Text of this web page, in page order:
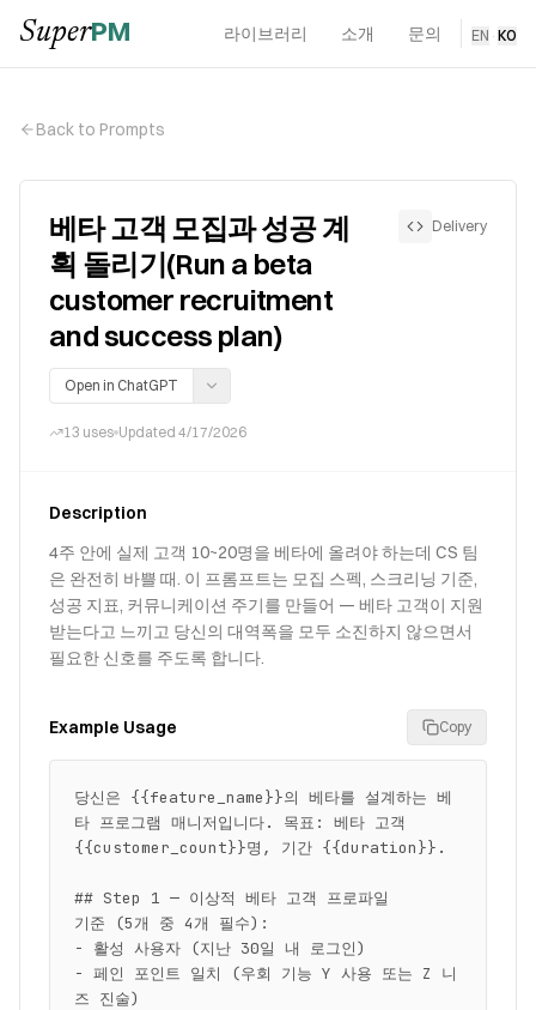
SuperPM 라이브러리 소개 문의 EN · KO
Back to Prompts
베타 고객 모집과 성공 계
획 돌리기(Run a beta
customer recruitment
and success plan)
Open in ChatGPT
Delivery
13 uses Updated 4/17/2026
Description
4주 안에 실제 고객 10~20명을 베타에 올려야 하는데 CS 팀
은 완전히 바쁠 때. 이 프롬프트는 모집 스펙, 스크리닝 기준,
성공 지표, 커뮤니케이션 주기를 만들어 — 베타 고객이 지원
받는다고 느끼고 당신의 대역폭을 모두 소진하지 않으면서
필요한 신호를 주도록 합니다.
Example Usage Copy
당신은 {{feature_name}}의 베타를 설계하는 베
타 프로그램 매니저입니다. 목표: 베타 고객
{{customer_count}}명, 기간 {{duration}}.
## Step 1 — 이상적 베타 고객 프로파일
기준 (5개 중 4개 필수):
- 활성 사용자 (지난 30일 내 로그인)
- 페인 포인트 일치 (우회 기능 Y 사용 또는 Z 니
즈 진술)